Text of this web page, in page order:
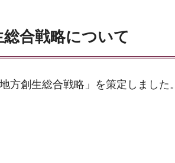
合戦略について
方創生総合戦略」を策定しました。